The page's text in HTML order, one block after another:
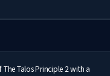
Talos Principle 2 with a